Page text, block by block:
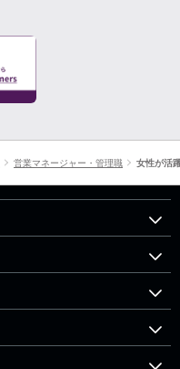
営業マネージャー・管理職 女性が活